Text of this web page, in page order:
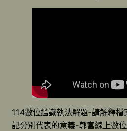
114數位鑑識執法解題-請解釋檔
記分別代表的意義-郭富線上數